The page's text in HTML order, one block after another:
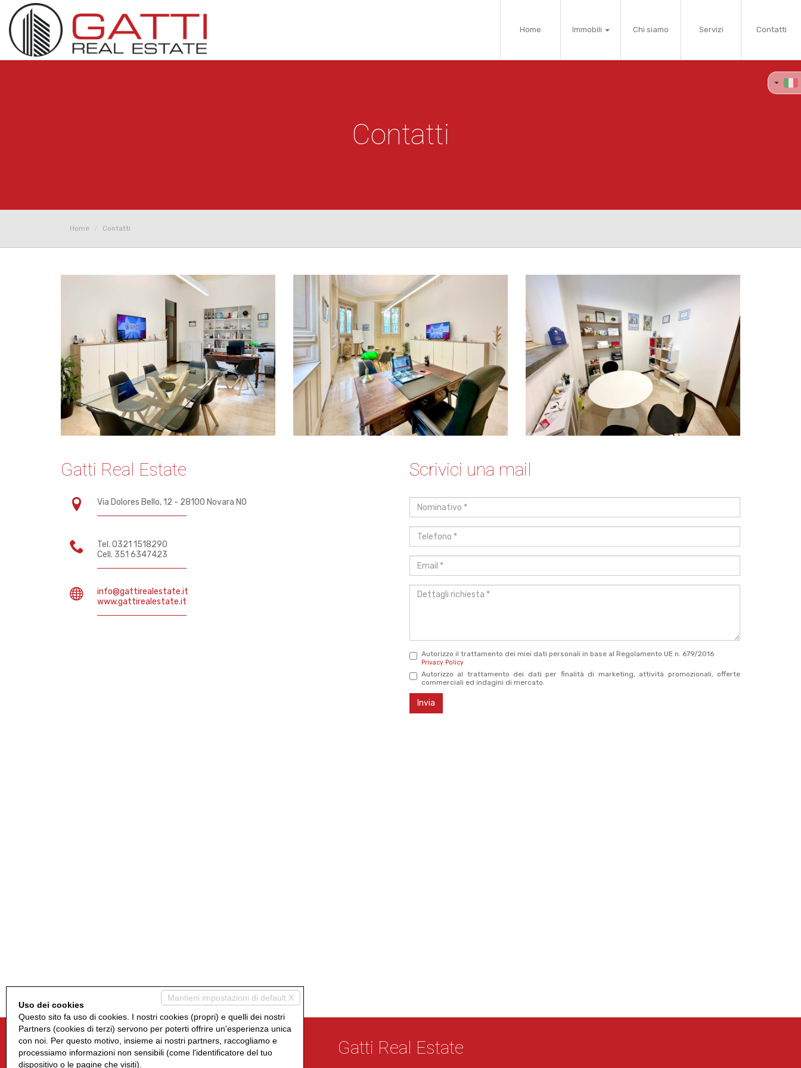
Home Immobili Chi siamo Servizi Contatti
Contatti
Home Contatti
Gatti Real Estate
Via Dolores Bello, 12 - 28100 Novara NO
Tel. 0321 1518290
Cell. 351 6347423
info@gattirealestate.it
www.gattirealestate.it
Scrivici una mail
Nominativo
Telefono
Email
Dettagli
richiesta
Autorizzo il trattamento dei miei dati personali in base al Regolamento UE n. 679/2016
Privacy Policy
Autorizzo al trattamento dei dati per finalità di marketing, attività promozionali, offerte
commerciali ed indagini di mercato.
Invia
Gatti Real Estate
Mantieni impostazioni di default X
Uso dei cookies
Questo sito fa uso di cookies. I nostri cookies (propri) e quelli dei nostri
Partners (cookies di terzi) servono per poterti offrire un'esperienza unica
con noi. Per questo motivo, insieme ai nostri partners, raccogliamo e
processiamo informazioni non sensibili (come l'identificatore del tuo
dispositivo o le pagine che visiti).